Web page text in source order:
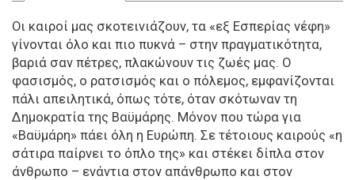
Οι καιροί μας σκοτεινιάζουν, τα «εξ Εσπερίας νέφη»
γίνονται όλο και πιο πυκνά – στην πραγματικότητα,
βαριά σαν πέτρες, πλακώνουν τις ζωές μας. Ο
φασισμός, ο ρατσισμός και ο πόλεμος, εμφανίζονται
πάλι απειλητικά, όπως τότε, όταν σκότωναν τη
Δημοκρατία της Βαϋμάρης. Μόνον που τώρα για
«Βαϋμάρη» πάει όλη η Ευρώπη. Σε τέτοιους καιρούς «η
σάτιρα παίρνει το όπλο της» και στέκει δίπλα στον
άνθρωπο – ενάντια στον απάνθρωπο και στον